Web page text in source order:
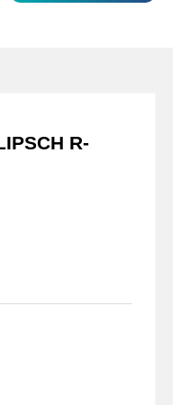
R-